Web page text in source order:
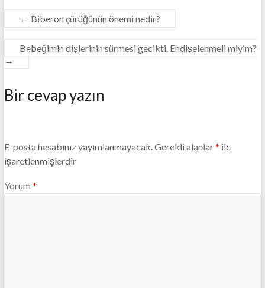
← Biberon çürüğünün önemi nedir?
Bebeğimin dişlerinin sürmesi gecikti. Endişelenmeli miyim?
→
Bir cevap yazın
E-posta hesabınız yayımlanmayacak.Gerekli alanlar* ile
işaretlenmişlerdir
Yorum *